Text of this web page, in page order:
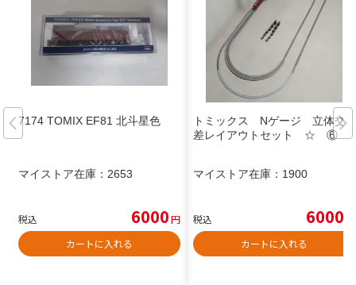
7174 TOMIX EF81 北斗星色
マイストア在庫： 2653
税込 6000円
カートに入れる
トミックス Nゲージ 立体交
差レイアウトセット ☆ ⑥
マイストア在庫： 1900
税込 6000
カートに入れる